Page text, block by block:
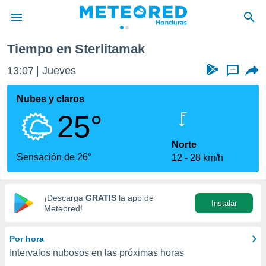
de
ha sido
calidad.
a este
las
y
digital
basada
Tiempo en Sterlitamak
13:07 Jueves ...
Nubes y claros
25°
Sensación de 26°
Norte
12
28 km/h
¡Descarga GRATIS la app de
Meteored!
Instalar
Por hora
Intervalos nubosos en las próximas horas